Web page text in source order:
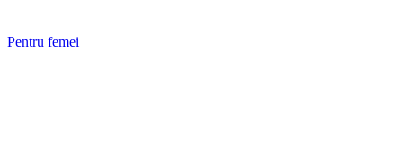
Pentru femei